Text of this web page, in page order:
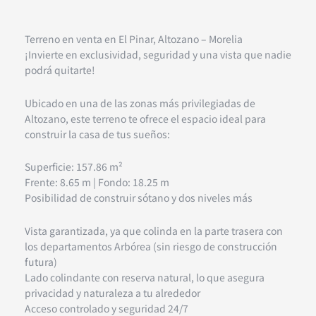
Terreno en venta en El Pinar, Altozano – Morelia
¡Invierte en exclusividad, seguridad y una vista que nadie
podrá quitarte!
Ubicado en una de las zonas más privilegiadas de
Altozano, este terreno te ofrece el espacio ideal para
construir la casa de tus sueños:
Superficie: 157.86 m²
Frente: 8.65 m | Fondo: 18.25 m
Posibilidad de construir sótano y dos niveles más
Vista garantizada, ya que colinda en la parte trasera con
los departamentos Arbórea (sin riesgo de construcción
futura)
Lado colindante con reserva natural, lo que asegura
privacidad y naturaleza a tu alrededor
Acceso controlado y seguridad 24/7